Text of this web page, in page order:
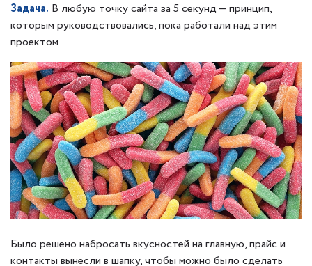
Задача. В любую точку сайта за 5 секунд — принцип,
которым руководствовались, пока работали над этим
проектом
Было решено набросать вкусностей на главную, прайс и
контакты вынесли в шапку, чтобы можно было сделать